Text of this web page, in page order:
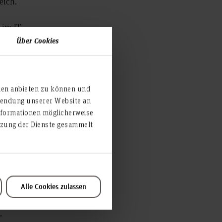
Über Cookies
anbieten zu können und
unserer Website an
möglicherweise
der Dienste gesammelt
Alle Cookies zulassen
IT-
ihr